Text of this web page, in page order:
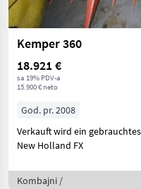
Kemper 360
18.921 €
sa 19% PDV-a
15.900 € neto
God. pr. 2008
Verkauft wird ein gebrauchtes
New Holland FX
Kombajni /